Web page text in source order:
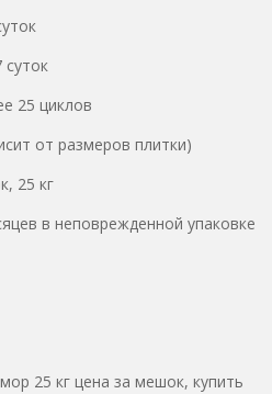
суток
25 циклов
от размеров плитки)
25 кг
в неповрежденной упаковке
25 кг цена за мешок, купить